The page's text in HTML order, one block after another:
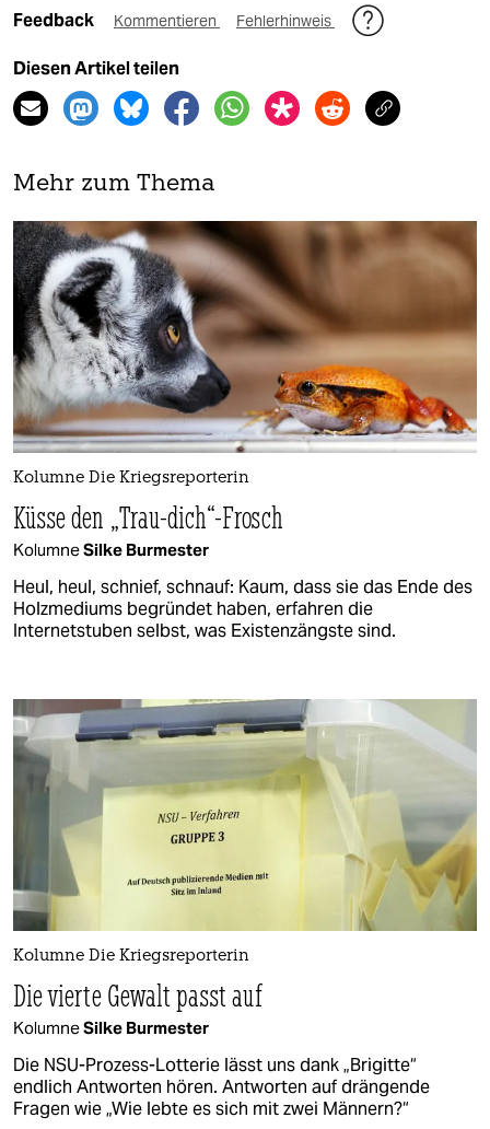
Feedback Kommentieren Fehlerhinweis
Diesen Artikel teilen
Mehr zum Thema
Kolumne Die Kriegsreporterin
Küsse den „Trau-dich“-Frosch
KolumneSilke Burmester
Heul, heul, schnief, schnauf: Kaum, dass sie das Ende des
Holzmediums begründet haben, erfahren die
Internetstuben selbst, was Existenzängste sind.
Kolumne Die Kriegsreporterin
Die vierte Gewalt passt auf
KolumneSilke Burmester
Die NSU-Prozess-Lotterie lässt uns dank „Brigitte“
endlich Antworten hören. Antworten auf drängende
Fragen wie „Wie lebte es sich mit zwei Männern?“